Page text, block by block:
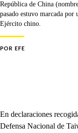
República de China
pasado estuvo marcada
Ejército chino.
POR EFE
En declaraciones
Defensa Nacional de